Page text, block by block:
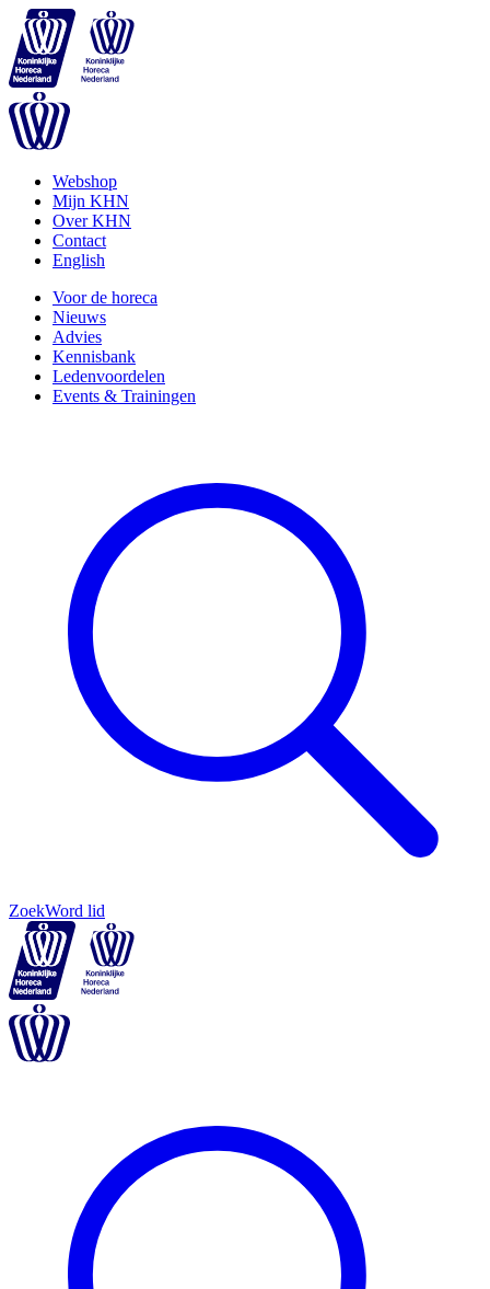
Webshop
Mijn KHN
Over KHN
Contact
English
Voor de horeca
Nieuws
Advies
Kennisbank
Ledenvoordelen
Events & Trainingen
ZoekWord lid